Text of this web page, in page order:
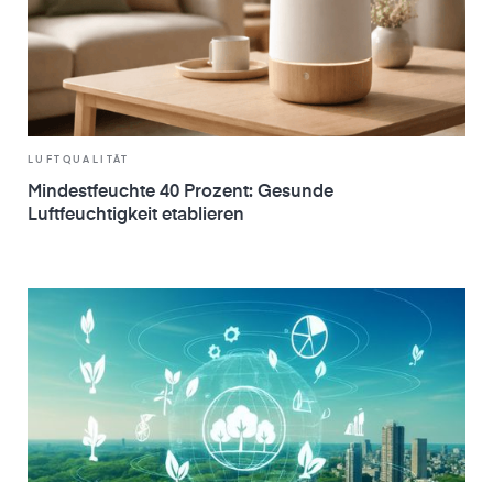
LUFTQUALITÄT
Mindestfeuchte 40 Prozent: Gesunde
Luftfeuchtigkeit etablieren